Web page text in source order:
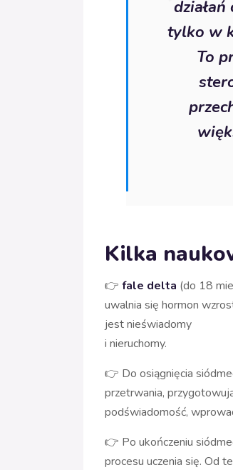
tylko w
To
Kilka
👉 fale delta (do 18
uwalnia się hormon
jest nieświadomy
i nieruchomy.
👉 Do osiągnięcia
przetrwania,
podświadomość,
👉 Po ukończeniu
procesu uczenia się. Od